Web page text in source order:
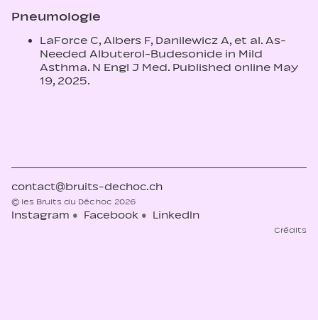
Pneumologie
LaForce C, Albers F, Danilewicz A, et al. As-
Needed Albuterol-Budesonide in Mild
Asthma. N Engl J Med. Published online May
19, 2025.
contact@bruits-dechoc.ch
© les Bruits du Déchoc 2026
Instagram Facebook LinkedIn
Crédits